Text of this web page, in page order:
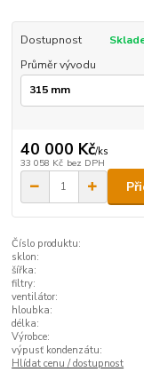
Dostupnost
Průměr vývodu
40 000 Kč/ks
33 058 Kč bez DPH
Číslo produktu:
sklon:
šířka:
filtry:
ventilátor:
hloubka:
délka:
Výrobce:
výpusť kondenzátu:
Hlídat cenu / dostupnost